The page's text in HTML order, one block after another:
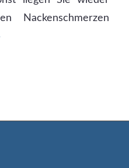
Nackenschmerzen